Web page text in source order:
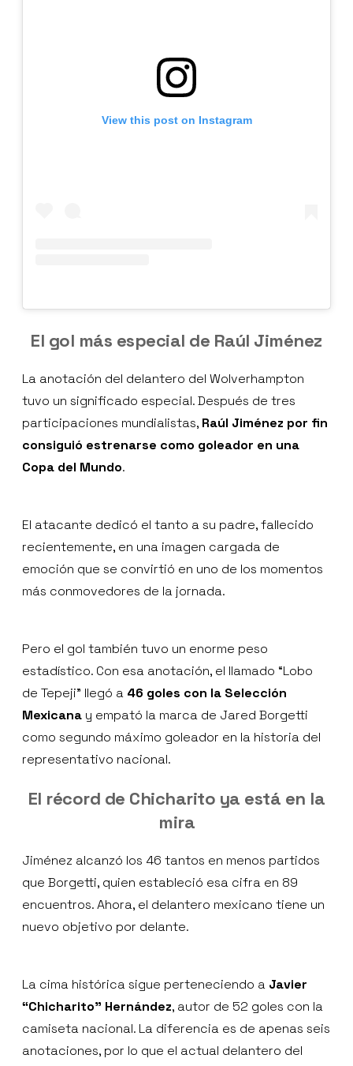
View this post on Instagram
El gol más especial de Raúl Jiménez
La anotación del delantero del Wolverhampton
tuvo un significado especial. Después de tres
participaciones mundialistas, Raúl Jiménez por fin
consiguió estrenarse como goleador en una
Copa del Mundo.
El atacante dedicó el tanto a su padre, fallecido
recientemente, en una imagen cargada de
emoción que se convirtió en uno de los momentos
más conmovedores de la jornada.
Pero el gol también tuvo un enorme peso
estadístico. Con esa anotación, el llamado “Lobo
de Tepeji” llegó a 46 goles con la Selección
Mexicana y empató la marca de Jared Borgetti
como segundo máximo goleador en la historia del
representativo nacional.
El récord de Chicharito ya está en la
mira
Jiménez alcanzó los 46 tantos en menos partidos
que Borgetti, quien estableció esa cifra en 89
encuentros. Ahora, el delantero mexicano tiene un
nuevo objetivo por delante.
La cima histórica sigue perteneciendo a Javier
“Chicharito” Hernández, autor de 52 goles con la
camiseta nacional. La diferencia es de apenas seis
anotaciones, por lo que el actual delantero del